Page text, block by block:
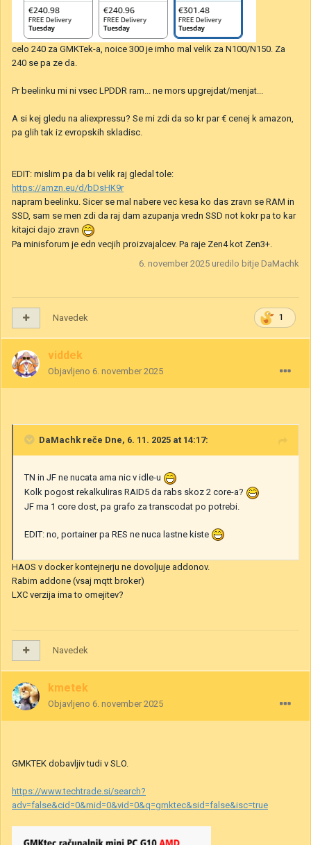
celo 240 za GMKTek-a, noice 300 je imho mal velik za N100/N150. Za
240 se pa ze da.
Pr beelinku mi ni vsec LPDDR ram... ne mors upgrejdat/menjat...
A si kej gledu na aliexpressu? Se mi zdi da so kr par € cenej k amazon,
pa glih tak iz evropskih skladisc.
EDIT: mislim pa da bi velik raj gledal tole:
https://amzn.eu/d/bDsHK9r
napram beelinku. Sicer se mal nabere vec kesa ko das zravn se RAM in
SSD, sam se men zdi da raj dam azupanja vredn SSD not kokr pa to kar
kitajci dajo zravn
Pa minisforum je edn vecjih proizvajalcev. Pa raje Zen4 kot Zen3+.
6. november 2025 uredilo bitje DaMachk
1
Navedek
viddek
Objavljeno 6. november 2025
DaMachk reče Dne, 6. 11. 2025 at 14:17:
TN in JF ne nucata ama nic v idle-u
Kolk pogost rekalkuliras RAID5 da rabs skoz 2 core-a?
JF ma 1 core dost, pa grafo za transcodat po potrebi.
EDIT: no, portainer pa RES ne nuca lastne kiste
HAOS v docker kontejnerju ne dovoljuje addonov.
Rabim addone (vsaj mqtt broker)
LXC verzija ima to omejitev?
Navedek
kmetek
Objavljeno 6. november 2025
GMKTEK dobavljiv tudi v SLO.
https://www.techtrade.si/search?
adv=false&cid=0&mid=0&vid=0&q=gmktec&sid=false&isc=true